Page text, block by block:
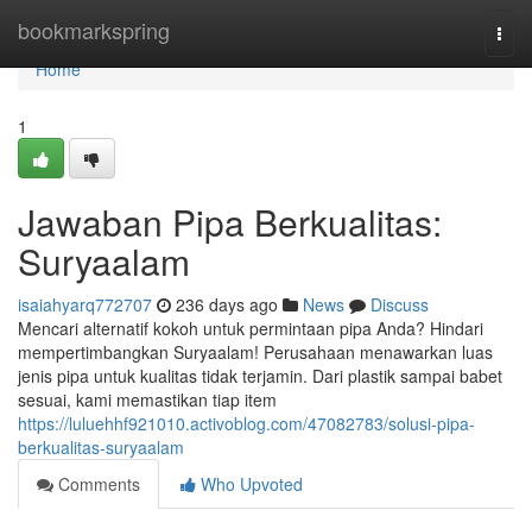
bookmarkspring
Home
Home
1
Jawaban Pipa Berkualitas:
Suryaalam
isaiahyarq772707 236 days ago News
Discuss
Mencari alternatif kokoh untuk permintaan pipa Anda? Hindari
mempertimbangkan Suryaalam! Perusahaan menawarkan luas
jenis pipa untuk kualitas tidak terjamin. Dari plastik sampai babet
sesuai, kami memastikan tiap item
https://luluehhf921010.activoblog.com/47082783/solusi-pipa-
berkualitas-suryaalam
Comments
Who Upvoted